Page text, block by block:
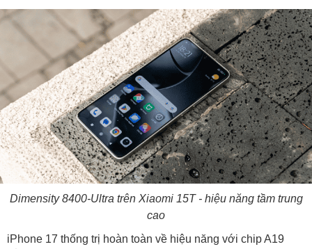
Dimensity 8400-Ultra trên Xiaomi 15T - hiệu năng tầm trung
cao
iPhone 17 thống trị hoàn toàn về hiệu năng với chip A19